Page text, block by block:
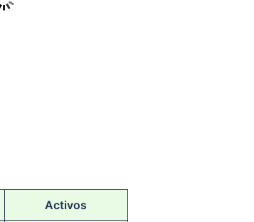
Activos